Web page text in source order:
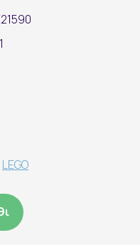
LEGO